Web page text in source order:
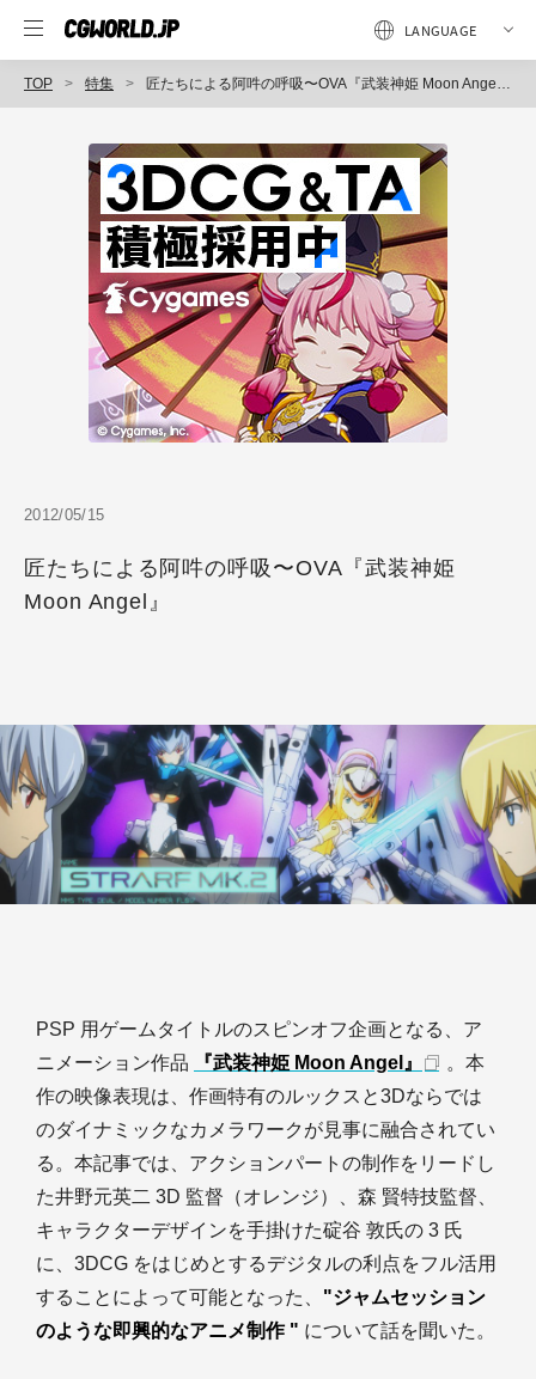
TOP 特集 匠たちによる阿吽の呼吸〜OVA『武装神姫 Moon Angel』
2012/05/15
匠たちによる阿吽の呼吸〜OVA『武装神姫
Moon Angel』
PSP 用ゲームタイトルのスピンオフ企画となる、ア
ニメーション作品
『武装神姫 Moon Angel』
。本
作の映像表現は、作画特有のルックスと3Dならでは
のダイナミックなカメラワークが見事に融合されてい
る。本記事では、アクションパートの制作をリードし
た井野元英二 3D 監督（オレンジ）、森 賢特技監督、
キャラクターデザインを手掛けた碇谷 敦氏の 3 氏
に、3DCG をはじめとするデジタルの利点をフル活用
することによって可能となった、 "ジャムセッション
のような即興的なアニメ制作 " について話を聞いた。